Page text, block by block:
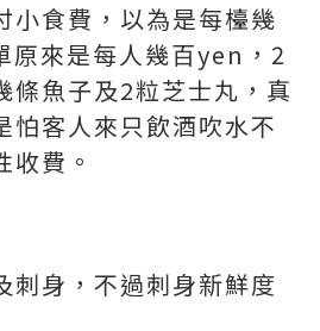
小食費，以為是每檯幾
原來是每人幾百yen，2
條魚子及2粒芝士丸，真
怕客人來只飲酒吹水不
收費。
刺身，不過刺身新鮮度